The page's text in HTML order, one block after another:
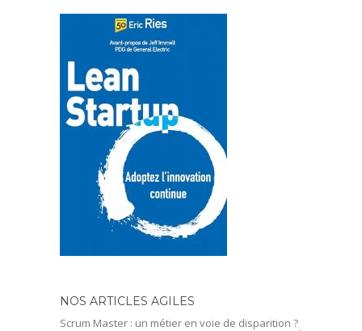
NOS ARTICLES AGILES
Scrum Master : un métier en voie de disparition ?